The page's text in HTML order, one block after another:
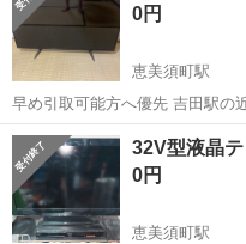
0円
恵美須町駅
早め引取可能
大阪 大阪市 恵美須町駅
32V型液晶
0円
恵美須町駅